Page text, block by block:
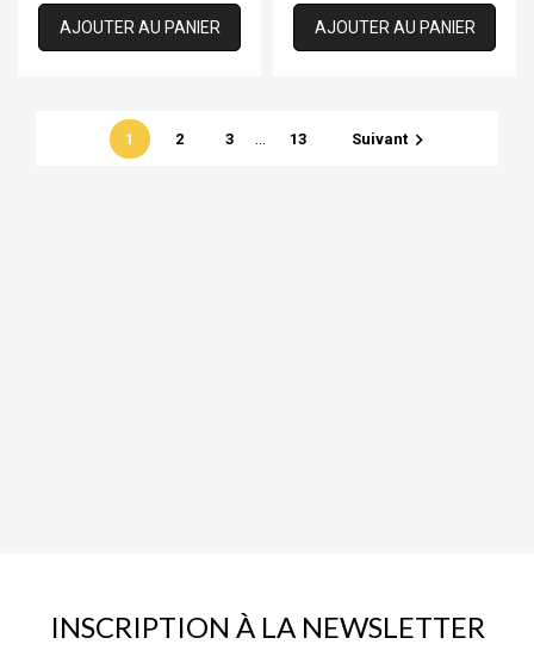
AJOUTER AU PANIER AJOUTER AU PANIER
1 2 3 13 Suivant
INSCRIPTION À LA NEWSLETTER